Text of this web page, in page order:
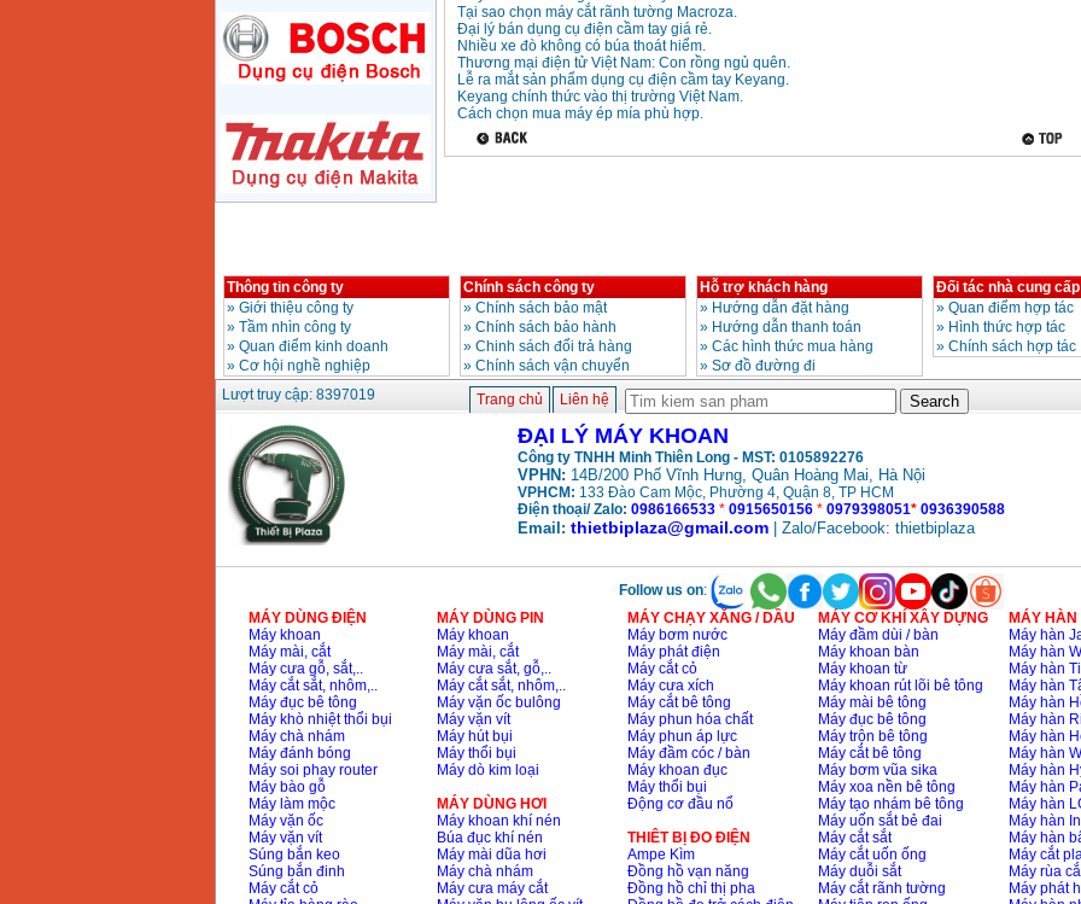
Máy Khoan Bosch
GSB 16RE (750W)
Bộ máy khoan Bosch
GSB 13RE hộp nhựa
100 chi tiết
Máy khoan sắt Bosch
GBM 350 (350W)
Giá:1038000VND
Máy khoan búa
Makita HP1630
(16mm) 710W
Máy khoan Bosch
GSB 13RE (650W)
hộp giấy
Giá:1578000
Giá: 1132000
Bảng giá máy khoan
Bosch 2024
Giá:884000VND
Máy khoan Bosch
GBH 2-24RE (790W)
Giá:
Tại sao chọn máy cắt rãnh tường Macroza.
Đại lý bán dụng cụ điện cầm tay giá rẻ.
Nhiều xe đò không có búa thoát hiểm.
Thương mại điện tử Việt Nam: Con rồng ngủ quên.
Lễ ra mắt sản phẩm dụng cụ điện cầm tay Keyang.
Keyang chính thức vào thị trường Việt Nam.
Cách chọn mua máy ép mía phù hợp.
Thông tin công ty
» Giới thiệu công ty
» Tầm nhìn công ty
» Quan điểm kinh doanh
» Cơ hội nghề nghiệp
Chính sách công ty
» Chính sách bảo mật
» Chính sách bảo hành
» Chinh sách đổi trả hàng
» Chính sách vận chuyển
Hỗ trợ khách hàng
» Hướng dẫn đặt hàng
» Hướng dẫn thanh toán
» Các hình thức mua hàng
» Sơ đồ đường đi
Đối tác nhà cung cấp
» Quan điểm hợp tác
» Hình thức hợp tác
» Chính sách hợp tác
Lượt truy cập: 8397019 Trang chủ Liên hệ
ĐẠI LÝ MÁY KHOAN
Công ty TNHH Minh Thiên Long - MST: 0105892276
VPHN: 14B/200 Phố Vĩnh Hưng, Quân Hoàng Mai, Hà Nội
VPHCM: 133 Đào Cam Mộc, Phường 4, Quận 8, TP HCM
Điện thoại/ Zalo: 0986166533 * 0915650156* 0979398051* 0936390588
Email: thietbiplaza@gmail.com| Zalo/Facebook: thietbiplaza
Follow us on:
MÁY DÙNG ĐIỆN
Máy khoan
Máy mài, cắt
Máy cưa gỗ, sắt,..
Máy cắt sắt, nhôm,..
Máy đục bê tông
Máy khò nhiệt thổi bụi
Máy chà nhám
Máy đánh bóng
Máy soi phay router
Máy bào gỗ
Máy làm mộc
Máy vặn ốc
Máy vặn vít
Súng bắn keo
Súng bắn đinh
Máy cắt cỏ
MÁY DÙNG PIN
Máy khoan
Máy mài, cắt
Máy cưa sắt, gỗ,..
Máy cắt sắt, nhôm,..
Máy vặn ốc bulông
Máy vặn vít
Máy hút bụi
Máy thổi bụi
Máy dò kim loại
MÁY DÙNG HƠI
Máy khoan khí nén
Búa đục khí nén
Máy mài dũa hơi
Máy chà nhám
Máy cưa máy cắt
MÁY CHẠY XĂNG / DẦU
Máy bơm nước
Máy phát điện
Máy cắt cỏ
Máy cưa xích
Máy cắt bê tông
Máy phun hóa chất
Máy phun áp lực
Máy đầm cóc / bàn
Máy khoan đục
Máy thổi bụi
Động cơ đầu nổ
THIÊT BỊ ĐO ĐIỆN
Ampe Kìm
Đồng hồ vạn năng
Đồng hồ chỉ thị pha
MÁY CƠ KHÍ XÂY DỰNG
Máy đầm dùi / bàn
Máy khoan bàn
Máy khoan từ
Máy khoan rút lõi bê tông
Máy mài bê tông
Máy đục bê tông
Máy trộn bê tông
Máy cắt bê tông
Máy bơm vũa sika
Máy xoa nền bê tông
Máy tạo nhám bê tông
Máy uốn sắt bẻ đai
Máy cắt sắt
Máy cắt uốn ống
Máy duỗi sắt
Máy cắt rãnh tường
MÁY HÀN
Máy hàn
Máy hàn
Máy hàn
Máy hàn
Máy hàn
Máy hàn
Máy hàn
Máy hàn
Máy hàn
Máy hàn
Máy hàn
Máy hàn
Máy hàn
Máy cắt
Máy rùa
Máy phát